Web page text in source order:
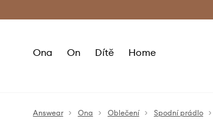
Ona On Dítě Home
Answear Ona Oblečení Spodní prádlo